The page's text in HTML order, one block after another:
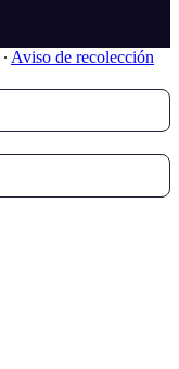
∙ Aviso de recolección